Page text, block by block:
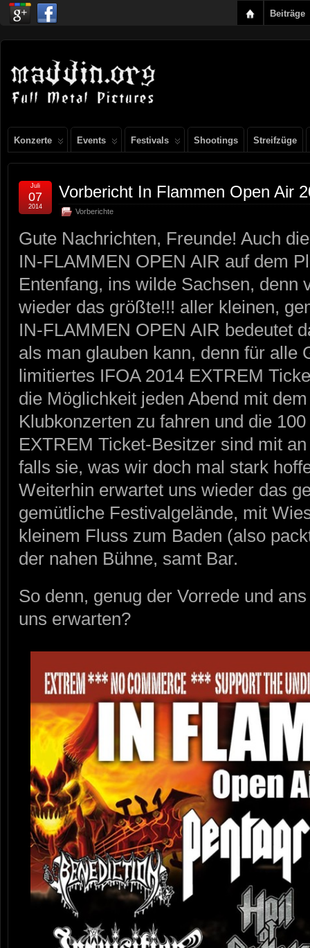
Beiträge
Konzerte Events Festivals Shootings Streifzüge
Vorbericht In Flammen Open Air
Vorberichte
Juli
07
2014
Gute Nachrichten, Freunde! Auch
IN-FLAMMEN OPEN AIR auf dem
Entenfang, ins wilde Sachsen, denn
wieder das größte!!! aller kleinen,
IN-FLAMMEN OPEN AIR bedeutet
als man glauben kann, denn für alle
limitiertes IFOA 2014 EXTREM
die Möglichkeit jeden Abend mit
Klubkonzerten zu fahren und die
EXTREM Ticket-Besitzer sind mit
falls sie, was wir doch mal stark
Weiterhin erwartet uns wieder das
gemütliche Festivalgelände, mit
kleinem Fluss zum Baden (also
der nahen Bühne, samt Bar.
So denn, genug der Vorrede und
uns erwarten?